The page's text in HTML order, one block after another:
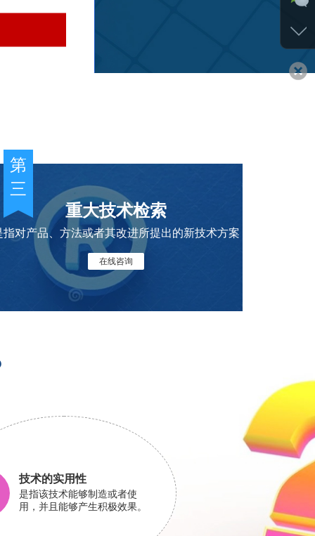
第
三
重大技术检索
指对产品、方法或者其改进所提出的新技术方案
在线咨询
技术的实用性
是指该技术能够制造或者使
用，并且能够产生积极效果。